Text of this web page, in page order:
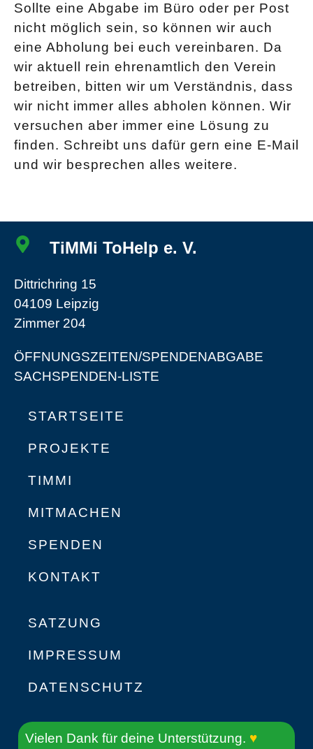
Sollte eine Abgabe im Büro oder per Post
nicht möglich sein, so können wir auch
eine Abholung bei euch vereinbaren. Da
wir aktuell rein ehrenamtlich den Verein
betreiben, bitten wir um Verständnis, dass
wir nicht immer alles abholen können. Wir
versuchen aber immer eine Lösung zu
finden. Schreibt uns dafür gern eine E-Mail
und wir besprechen alles weitere.
TiMMi ToHelp e. V.
Dittrichring 15
04109 Leipzig
Zimmer 204
ÖFFNUNGSZEITEN/SPENDENABGABE
SACHSPENDEN-LISTE
STARTSEITE
PROJEKTE
TIMMI
MITMACHEN
SPENDEN
KONTAKT
SATZUNG
IMPRESSUM
DATENSCHUTZ
Vielen Dank für deine Unterstützung. ♥